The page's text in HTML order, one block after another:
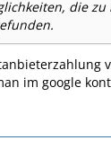
die zu
im google